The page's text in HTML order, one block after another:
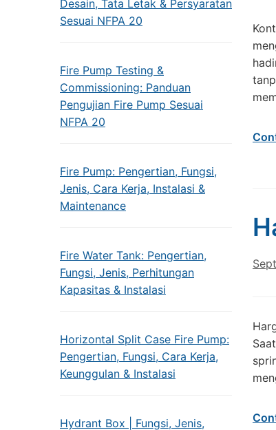
Desain, Tata Letak & Persyaratan
Sesuai NFPA 20
Fire Pump Testing &
Commissioning: Panduan
Pengujian Fire Pump Sesuai
NFPA 20
Fire Pump: Pengertian, Fungsi,
Jenis, Cara Kerja, Instalasi &
Maintenance
Fire Water Tank: Pengertian,
Fungsi, Jenis, Perhitungan
Kapasitas & Instalasi
Horizontal Split Case Fire Pump:
Pengertian, Fungsi, Cara Kerja,
Keunggulan & Instalasi
Hydrant Box | Fungsi, Jenis,